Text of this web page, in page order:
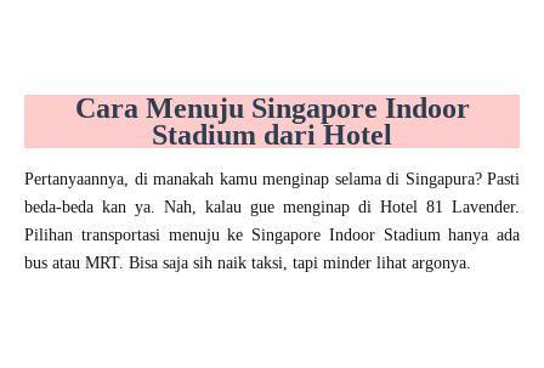
Cara Menuju Singapore Indoor
Stadium dari Hotel
Pertanyaannya, di manakah kamu menginap selama di Singapura? Pasti
beda-beda kan ya. Nah, kalau gue menginap di Hotel 81 Lavender.
Pilihan transportasi menuju ke Singapore Indoor Stadium hanya ada
bus atau MRT. Bisa saja sih naik taksi, tapi minder lihat argonya.